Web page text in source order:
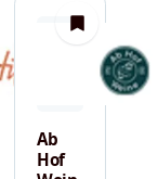
merken
Ab
Hof